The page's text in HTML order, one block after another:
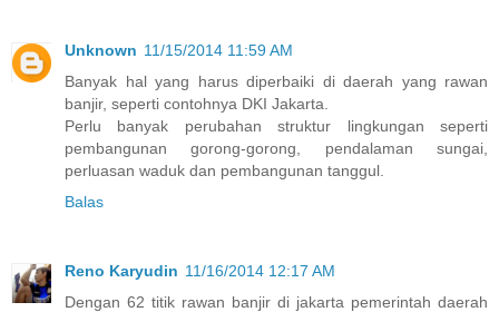
Unknown 11/15/2014 11:59 AM
Banyak hal yang harus diperbaiki di daerah yang rawan
banjir, seperti contohnya DKI Jakarta.
Perlu banyak perubahan struktur lingkungan seperti
pembangunan gorong-gorong, pendalaman sungai,
perluasan waduk dan pembangunan tanggul.
Balas
Reno Karyudin 11/16/2014 12:17 AM
Dengan 62 titik rawan banjir di jakarta pemerintah daerah